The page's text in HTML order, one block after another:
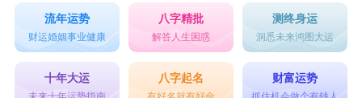
硕阳
恒硕 旭来
世鹏
凌硕
树遥 兴娜 晨硕
统赫
绍桐
子睿 志煜
志信
流年运势
财运婚姻事业健康
八字精批
解答人生困惑
测终身运
洞悉未来鸿图大运
十年大运 八字起名 财富运势